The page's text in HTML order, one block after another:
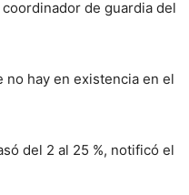
de guardia del
no hay en existencia en el
del 2 al 25 %, notificó el